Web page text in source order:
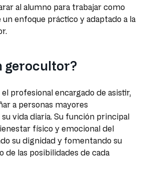
al alumno para trabajar como
enfoque práctico y adaptado a la
gerocultor?
profesional encargado de asistir,
a personas mayores
vida diaria. Su función principal
físico y emocional del
su dignidad y fomentando su
de las posibilidades de cada